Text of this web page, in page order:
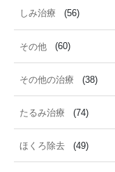
しみ治療 (56)
その他 (60)
その他の治療 (38)
たるみ治療 (74)
ほくろ除去 (49)